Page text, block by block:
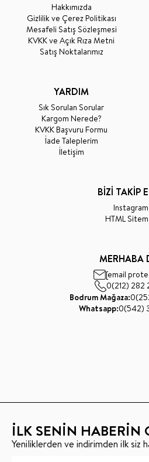
Hakkımızda
Gizlilik ve Çerez Politikası
Mesafeli Satış Sözleşmesi
KVKK ve Açık Rıza Metni
Satış Noktalarımız
YARDIM
Sık Sorulan Sorular
Kargom Nerede?
KVKK Başvuru Formu
İade Taleplerim
İletişim
BİZİ TAKİP
Instagram
HTML
MERHABA
[email
0(212) 282
Bodrum Mağaza:
Whatsapp:0(542)
İLK SENİN HABERİN
Yeniliklerden ve indirimden ilk siz